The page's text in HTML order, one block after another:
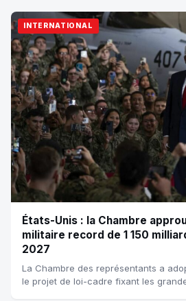
INTERNATIONAL
États-Unis : la Chambre
militaire record de 1 150
2027
La Chambre des représentants a
le projet de loi-cadre fixant les